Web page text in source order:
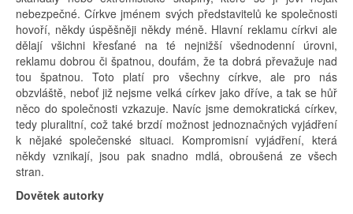
nebezpečné. Církve jménem svých představitelů ke společnosti
hovoří, někdy úspěšněji někdy méně. Hlavní reklamu církvi ale
dělají všichni křesťané na té nejnižší všednodenní úrovni,
reklamu dobrou či špatnou, doufám, že ta dobrá převažuje nad
tou špatnou. Toto platí pro všechny církve, ale pro nás
obzvláště, neboť již nejsme velká církev jako dříve, a tak se hůř
něco do společnosti vzkazuje. Navíc jsme demokratická církev,
tedy pluralitní, což také brzdí možnost jednoznačných vyjádření
k nějaké společenské situaci. Kompromisní vyjádření, která
někdy vznikají, jsou pak snadno mdlá, obroušená ze všech
stran.
Dovětek autorky